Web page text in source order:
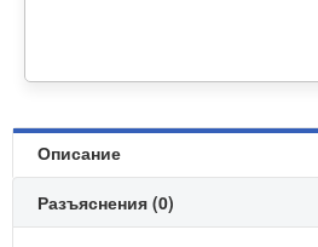
Описание
Разъяснения (0)